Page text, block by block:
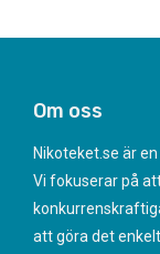
Om oss
Nikoteket.se är
Vi fokuserar på
att göra det